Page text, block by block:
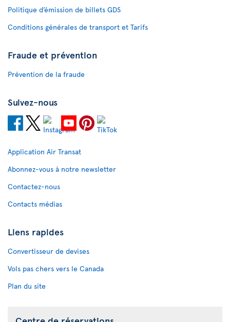
Politique d’émission de billets GDS
Conditions générales de transport et Tarifs
Fraude et prévention
Prévention de la fraude
Suivez-nous
Application Air Transat
Abonnez-vous à notre newsletter
Contactez-nous
Contacts médias
Liens rapides
Convertisseur de devises
Vols pas chers vers le Canada
Plan du site